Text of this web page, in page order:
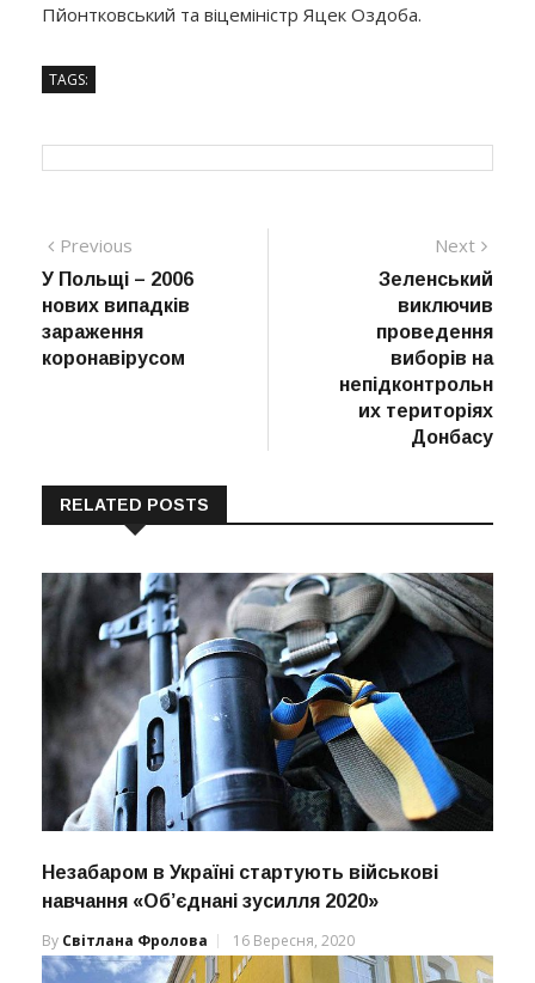
Пйонтковський та віцеміністр Яцек Оздоба.
TAGS:
Навігація
записів
Previous
post:
У Польщі – 2006
нових випадків
зараження
коронавірусом
Next
Зеленський
виключив
проведення
виборів на
непідконтрольн
их територіях
Донбасу
RELATED POSTS
Незабаром в Україні стартують військові
навчання «Об’єднані зусилля 2020»
By Світлана Фролова 16 Вересня, 2020